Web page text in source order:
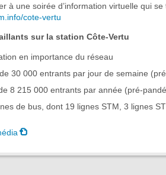
à une soirée d’information virtuelle qui
cote-vertu
sur la station Côte-Vertu
en importance du réseau
30 000 entrants par jour de semaine
8 215 000 entrants par année (pré-
de bus, dont 19 lignes STM, 3 lignes